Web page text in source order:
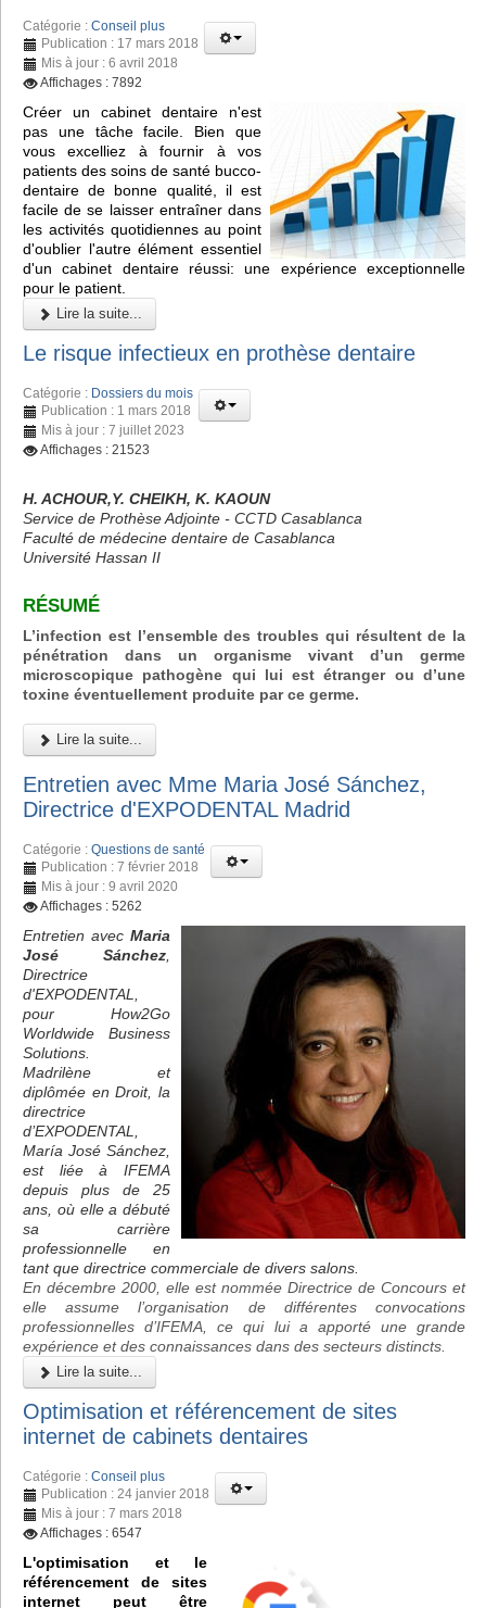
Catégorie : Conseil plus
Publication : 17 mars 2018
Mis à jour : 6 avril 2018
Affichages : 7892
Créer un cabinet dentaire n'est
pas une tâche facile. Bien que
vous excelliez à fournir à vos
patients des soins de santé bucco-
dentaire de bonne qualité, il est
facile de se laisser entraîner dans
les activités quotidiennes au point
d'oublier l'autre élément essentiel
d'un cabinet dentaire réussi: une expérience exceptionnelle
pour le patient.
Lire la suite...
Le risque infectieux en prothèse dentaire
Catégorie : Dossiers du mois
Publication : 1 mars 2018
Mis à jour : 7 juillet 2023
Affichages : 21523
H. ACHOUR,Y. CHEIKH, K. KAOUN
Service de Prothèse Adjointe - CCTD Casablanca
Faculté de médecine dentaire de Casablanca
Université Hassan II
RÉSUMÉ
L’infection est l’ensemble des troubles qui résultent de la
pénétration dans un organisme vivant d’un germe
microscopique pathogène qui lui est étranger ou d’une
toxine éventuellement produite par ce germe.
Lire la suite...
Entretien avec Mme Maria José Sánchez,
Directrice d'EXPODENTAL Madrid
Catégorie : Questions de santé
Publication : 7 février 2018
Mis à jour : 9 avril 2020
Affichages : 5262
Entretien avec Maria
José Sánchez
Directrice
d'EXPODENTAL,
pour How2Go
Worldwide Business
Solutions.
Madrilène et
diplômée en Droit, la
directrice
d’EXPODENTAL,
María José Sánchez,
est liée à IFEMA
depuis plus de 25
ans, où elle a débuté
sa carrière
professionnelle en
tant que directrice commerciale de divers salons.
En décembre 2000, elle est nommée Directrice de Concours et
elle assume l’organisation de différentes convocations
professionnelles d’IFEMA, ce qui lui a apporté une grande
expérience et des connaissances dans des secteurs distincts.
Lire la suite...
Optimisation et référencement de sites
internet de cabinets dentaires
Catégorie : Conseil plus
Publication : 24 janvier 2018
Mis à jour : 7 mars 2018
Affichages : 6547
L'optimisation et le
référencement de sites
internet peut être